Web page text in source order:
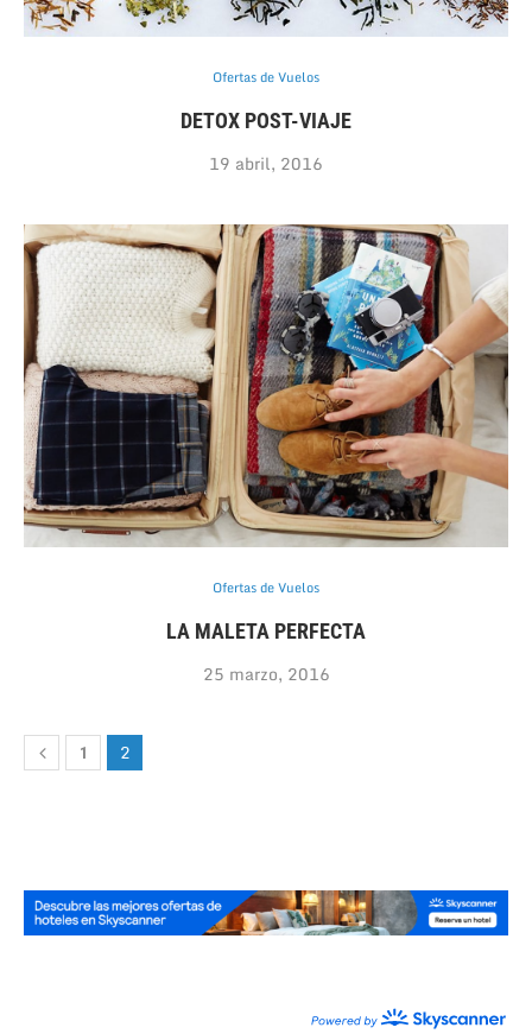
Ofertas de Vuelos
DETOX POST-VIAJE
19 abril, 2016
Ofertas de Vuelos
LA MALETA PERFECTA
25 marzo, 2016
1 2